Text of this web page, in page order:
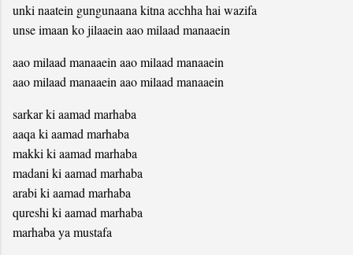
unki naatein gungunaana kitna acchha hai wazifa
unse imaan ko jilaaein aao milaad manaaein
aao milaad manaaein aao milaad manaaein
aao milaad manaaein aao milaad manaaein
sarkar ki aamad marhaba
aaqa ki aamad marhaba
makki ki aamad marhaba
madani ki aamad marhaba
arabi ki aamad marhaba
qureshi ki aamad marhaba
marhaba ya mustafa